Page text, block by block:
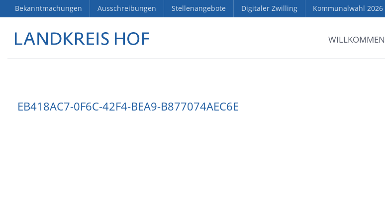
Bekanntmachungen Ausschreibungen Stellenangebote Digitaler Zwilling Kommunalwahl 2026
WILLKOMMEN
EB418AC7-0F6C-42F4-BEA9-B877074AEC6E